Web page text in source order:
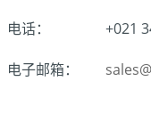
电话： +021
电子邮箱：